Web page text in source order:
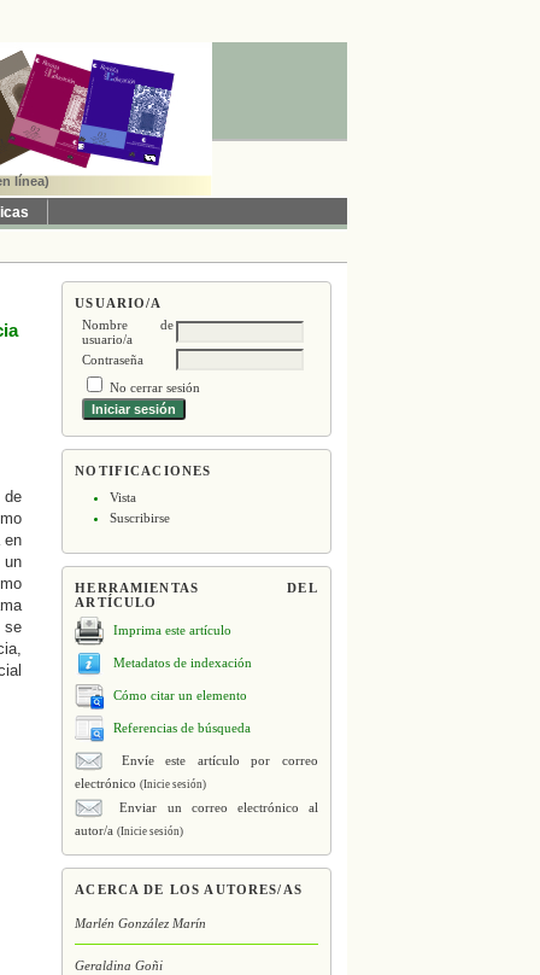
línea)
USUARIO/A
Nombre de
usuario/a
Contraseña
No cerrar sesión
NOTIFICACIONES
Vista
Suscribirse
HERRAMIENTAS DEL
ARTÍCULO
Imprima este artículo
Metadatos de indexación
Cómo citar un elemento
Referencias de búsqueda
Envíe este artículo por correo
electrónico(Inicie sesión)
Enviar un correo electrónico al
autor/a(Inicie sesión)
ACERCA DE LOS AUTORES/AS
Marlén González Marín
Geraldina Goñi
de
en
un
se